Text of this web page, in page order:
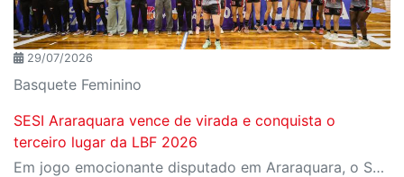
29/07/2026
Basquete Feminino
SESI Araraquara vence de virada e conquista o
terceiro lugar da LBF 2026
Em jogo emocionante disputado em Araraquara, o SESI Araraquara Basquete superou um déficit de quase 20 pontos, contou com o apoio massivo da torcida e derrotou o Cerrado BRB por 77 a 71, conquistando o terceiro lugar da LBF Loterias Caixa 2026